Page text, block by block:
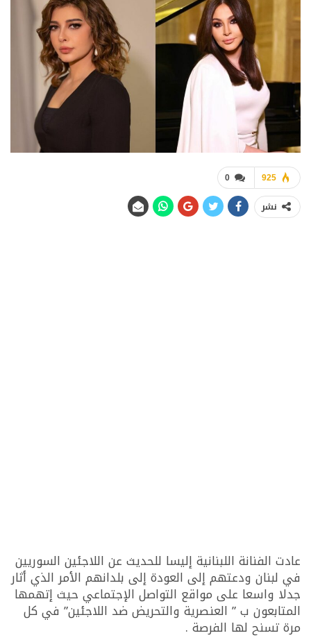
0 925
نشر
عادت الفنانة اللبنانية إليسا للحديث عن اللاجئين السوريين
في لبنان ودعتهم إلى العودة إلى بلدانهم الأمر الذي أثار
جدلا واسعا على مواقع التواصل الإجتماعي حيث إتهمها
المتابعون ب ” العنصرية والتحريض ضد اللاجئين” في كل
مرة تسنح لها الفرصة .